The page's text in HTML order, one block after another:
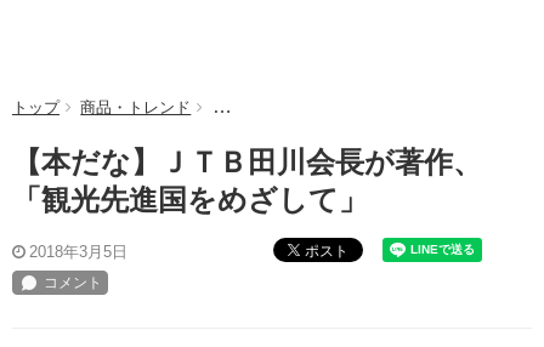
トップ 商品・トレンド 【本だな】ＪＴＢ田川会長が著作、「観光先
【本だな】ＪＴＢ田川会長が著作、
「観光先進国をめざして」
2018年3月5日 ポスト